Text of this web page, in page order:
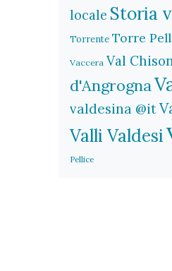
locale Storia
Torrente Torre
Vaccera Val
d'Angrogna
valdesina @it
Valli Valdesi
Pellice